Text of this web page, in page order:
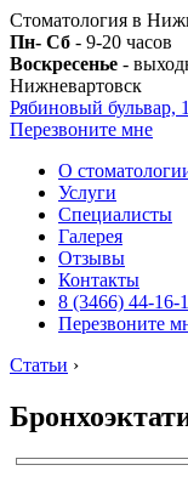
Стоматология в
Пн- Сб - 9-20 часов
Воскресенье -
Нижневартовск
Рябиновый бульвар,
Перезвоните мне
О
Услуги
Специалисты
Галерея
Отзывы
Контакты
8 (3466) 44-16-
Перезвоните
Статьи ›